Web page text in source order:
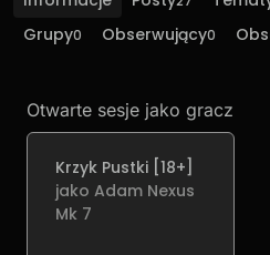
Grupy0 Obserwujący0
Otwarte sesje jako gracz
Krzyk Pustki [18+]
jako Adam Nexus
Mk 7